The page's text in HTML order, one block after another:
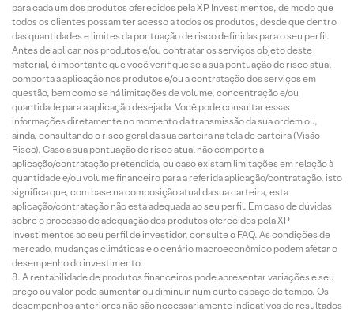
para cada um dos produtos oferecidos pela XP Investimentos, de modo que
todos os clientes possam ter acesso a todos os produtos, desde que dentro
das quantidades e limites da pontuação de risco definidas para o seu perfil.
Antes de aplicar nos produtos e/ou contratar os serviços objeto deste
material, é importante que você verifique se a sua pontuação de risco atual
comporta a aplicação nos produtos e/ou a contratação dos serviços em
questão, bem como se há limitações de volume, concentração e/ou
quantidade para a aplicação desejada. Você pode consultar essas
informações diretamente no momento da transmissão da sua ordem ou,
ainda, consultando o risco geral da sua carteira na tela de carteira (Visão
Risco). Caso a sua pontuação de risco atual não comporte a
aplicação/contratação pretendida, ou caso existam limitações em relação à
quantidade e/ou volume financeiro para a referida aplicação/contratação, isto
significa que, com base na composição atual da sua carteira, esta
aplicação/contratação não está adequada ao seu perfil. Em caso de dúvidas
sobre o processo de adequação dos produtos oferecidos pela XP
Investimentos ao seu perfil de investidor, consulte o FAQ. As condições de
mercado, mudanças climáticas e o cenário macroeconômico podem afetar o
desempenho do investimento.
A rentabilidade de produtos financeiros pode apresentar variações e seu
preço ou valor pode aumentar ou diminuir num curto espaço de tempo. Os
desempenhos anteriores não são necessariamente indicativos de resultados